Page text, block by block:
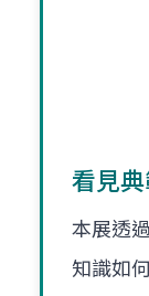
看見
本展透
知識如